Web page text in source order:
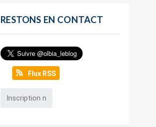
RESTONS EN CONTACT
Flux RSS